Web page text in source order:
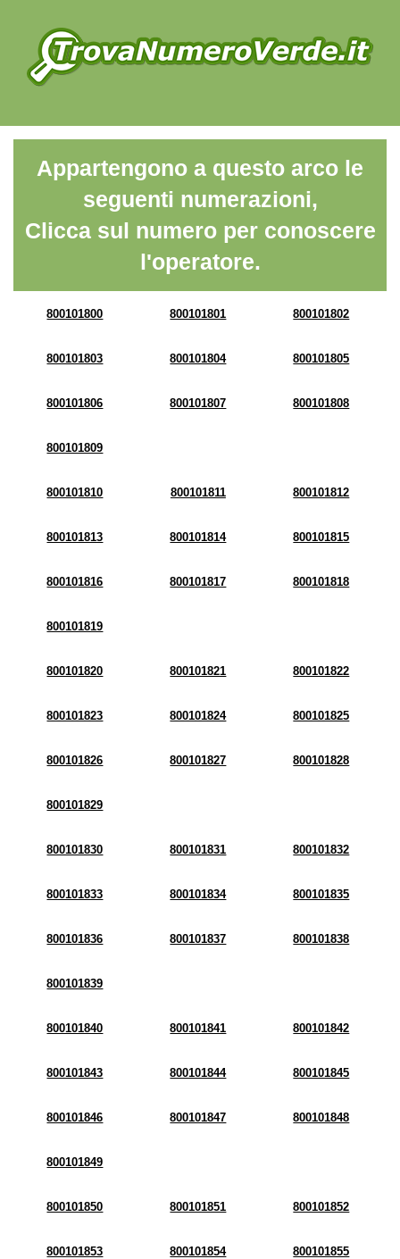
Appartengono a questo arco le
seguenti numerazioni,
Clicca sul numero per conoscere
l'operatore.
800101800 800101801 800101802
800101803 800101804 800101805
800101806 800101807 800101808
800101809
800101810 800101811 800101812
800101813 800101814 800101815
800101816 800101817 800101818
800101819
800101820 800101821 800101822
800101823 800101824 800101825
800101826 800101827 800101828
800101829
800101830 800101831 800101832
800101833 800101834 800101835
800101836 800101837 800101838
800101839
800101840 800101841 800101842
800101843 800101844 800101845
800101846 800101847 800101848
800101849
800101850 800101851 800101852
800101853 800101854 800101855